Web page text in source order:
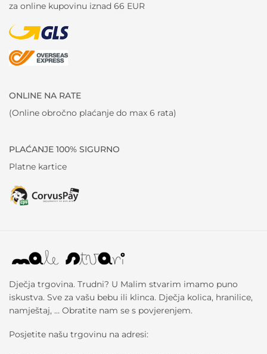
za online kupovinu iznad 66 EUR
ONLINE NA RATE
(Online obročno plaćanje do max 6 rata)
PLAĆANJE 100% SIGURNO
Platne kartice
Dječja trgovina. Trudni? U Malim stvarim imamo puno
iskustva. Sve za vašu bebu ili klinca. Dječja kolica, hranilice,
namještaj, … Obratite nam se s povjerenjem.
Posjetite našu trgovinu na adresi: